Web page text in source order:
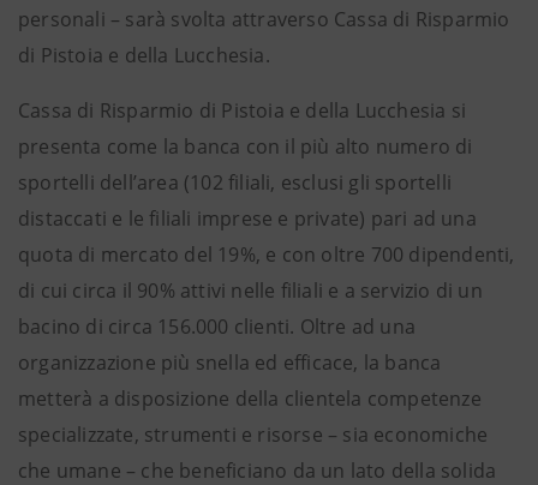
personali – sarà svolta attraverso Cassa di Risparmio
di Pistoia e della Lucchesia.
Cassa di Risparmio di Pistoia e della Lucchesia si
presenta come la banca con il più alto numero di
sportelli dell’area (102 filiali, esclusi gli sportelli
distaccati e le filiali imprese e private) pari ad una
quota di mercato del 19%, e con oltre 700 dipendenti,
di cui circa il 90% attivi nelle filiali e a servizio di un
bacino di circa 156.000 clienti. Oltre ad una
organizzazione più snella ed efficace, la banca
metterà a disposizione della clientela competenze
specializzate, strumenti e risorse – sia economiche
che umane – che beneficiano da un lato della solida